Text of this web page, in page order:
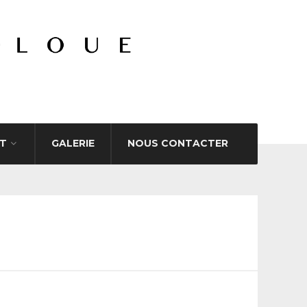
GALERIE NOUS CONTACTER